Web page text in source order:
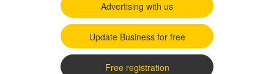
Advertising with us
Update Business for free
Free registration